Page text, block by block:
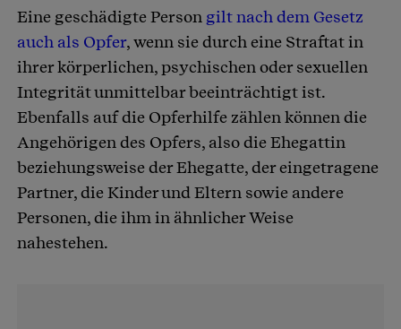
Eine geschädigte Person gilt nach dem Gesetz
auch als Opfer, wenn sie durch eine Straftat in
ihrer körperlichen, psychischen oder sexuellen
Integrität unmittelbar beeinträchtigt ist.
Ebenfalls auf die Opferhilfe zählen können die
Angehörigen des Opfers, also die Ehegattin
beziehungsweise der Ehegatte, der eingetragene
Partner, die Kinder und Eltern sowie andere
Personen, die ihm in ähnlicher Weise
nahestehen.